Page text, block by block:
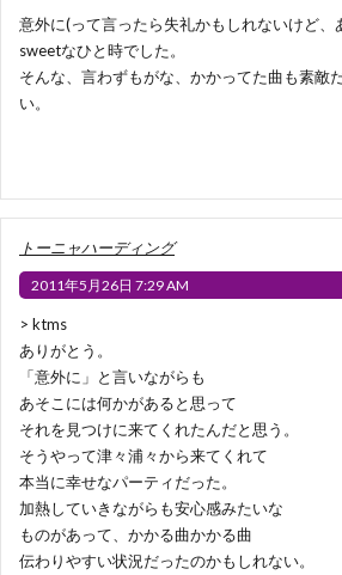
意外に(って言ったら失礼かもしれないけど、
sweetなひと時でした。
そんな、言わずもがな、かかってた曲も素敵
い。
トーニャハーディング
2011年5月26日 7:29 AM
> ktms
ありがとう。
「意外に」と言いながらも
あそこには何かがあると思って
それを見つけに来てくれたんだと思う。
そうやって津々浦々から来てくれて
本当に幸せなパーティだった。
加熱していきながらも安心感みたいな
ものがあって、かかる曲かかる曲
伝わりやすい状況だったのかもしれない。